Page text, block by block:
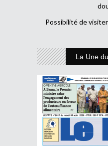
Possibilité de
La Une